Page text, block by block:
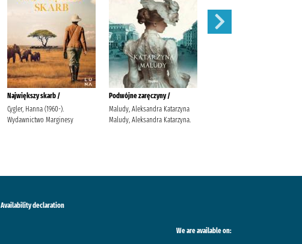
Największy skarb /
Cygler, Hanna (1960-).
Wydawnictwo Marginesy
Podwójne zaręczyny /
Maludy, Aleksandra Katarzyna
Maludy, Aleksandra Katarzyna.
Availability declaration
We are available on: